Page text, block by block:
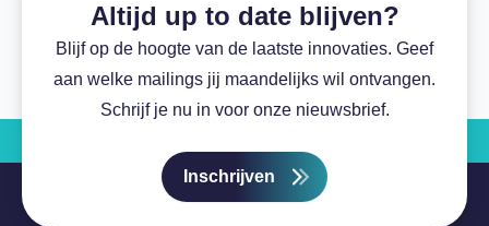
Altijd up to date blijven?
Blijf op de hoogte van de laatste innovaties. Geef
aan welke mailings jij maandelijks wil ontvangen.
Schrijf je nu in voor onze nieuwsbrief.
Inschrijven